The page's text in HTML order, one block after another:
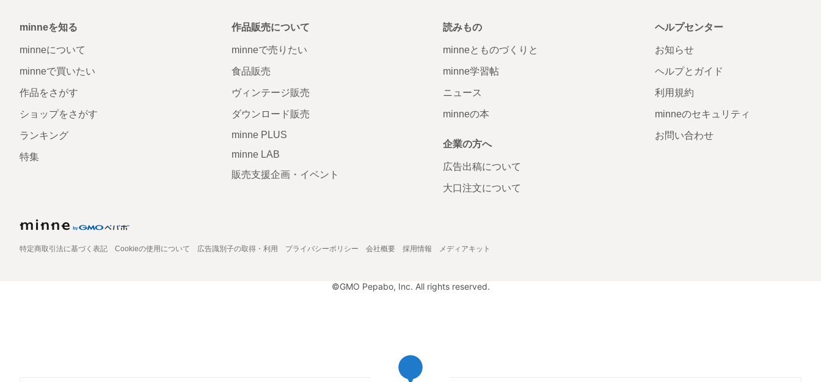
minneを知る
minneについて
minneで買いたい
作品をさがす
ショップをさがす
ランキング
特集
作品販売について
minneで売りたい
食品販売
ヴィンテージ販売
ダウンロード販売
minne PLUS
minne LAB
販売支援企画・イベント
読みもの
minneとものづくりと
minne学習帖
ニュース
minneの本
企業の方へ
広告出稿について
大口注文について
ヘルプセンター
お知らせ
ヘルプとガイド
利用規約
minneのセキュリティ
お問い合わせ
特定商取引法に基づく表記 Cookieの使用について 広告識別子の取得・利用 プライバシーポリシー 会社概要 採用情報 メディアキット
©GMO Pepabo, Inc. All rights reserved.